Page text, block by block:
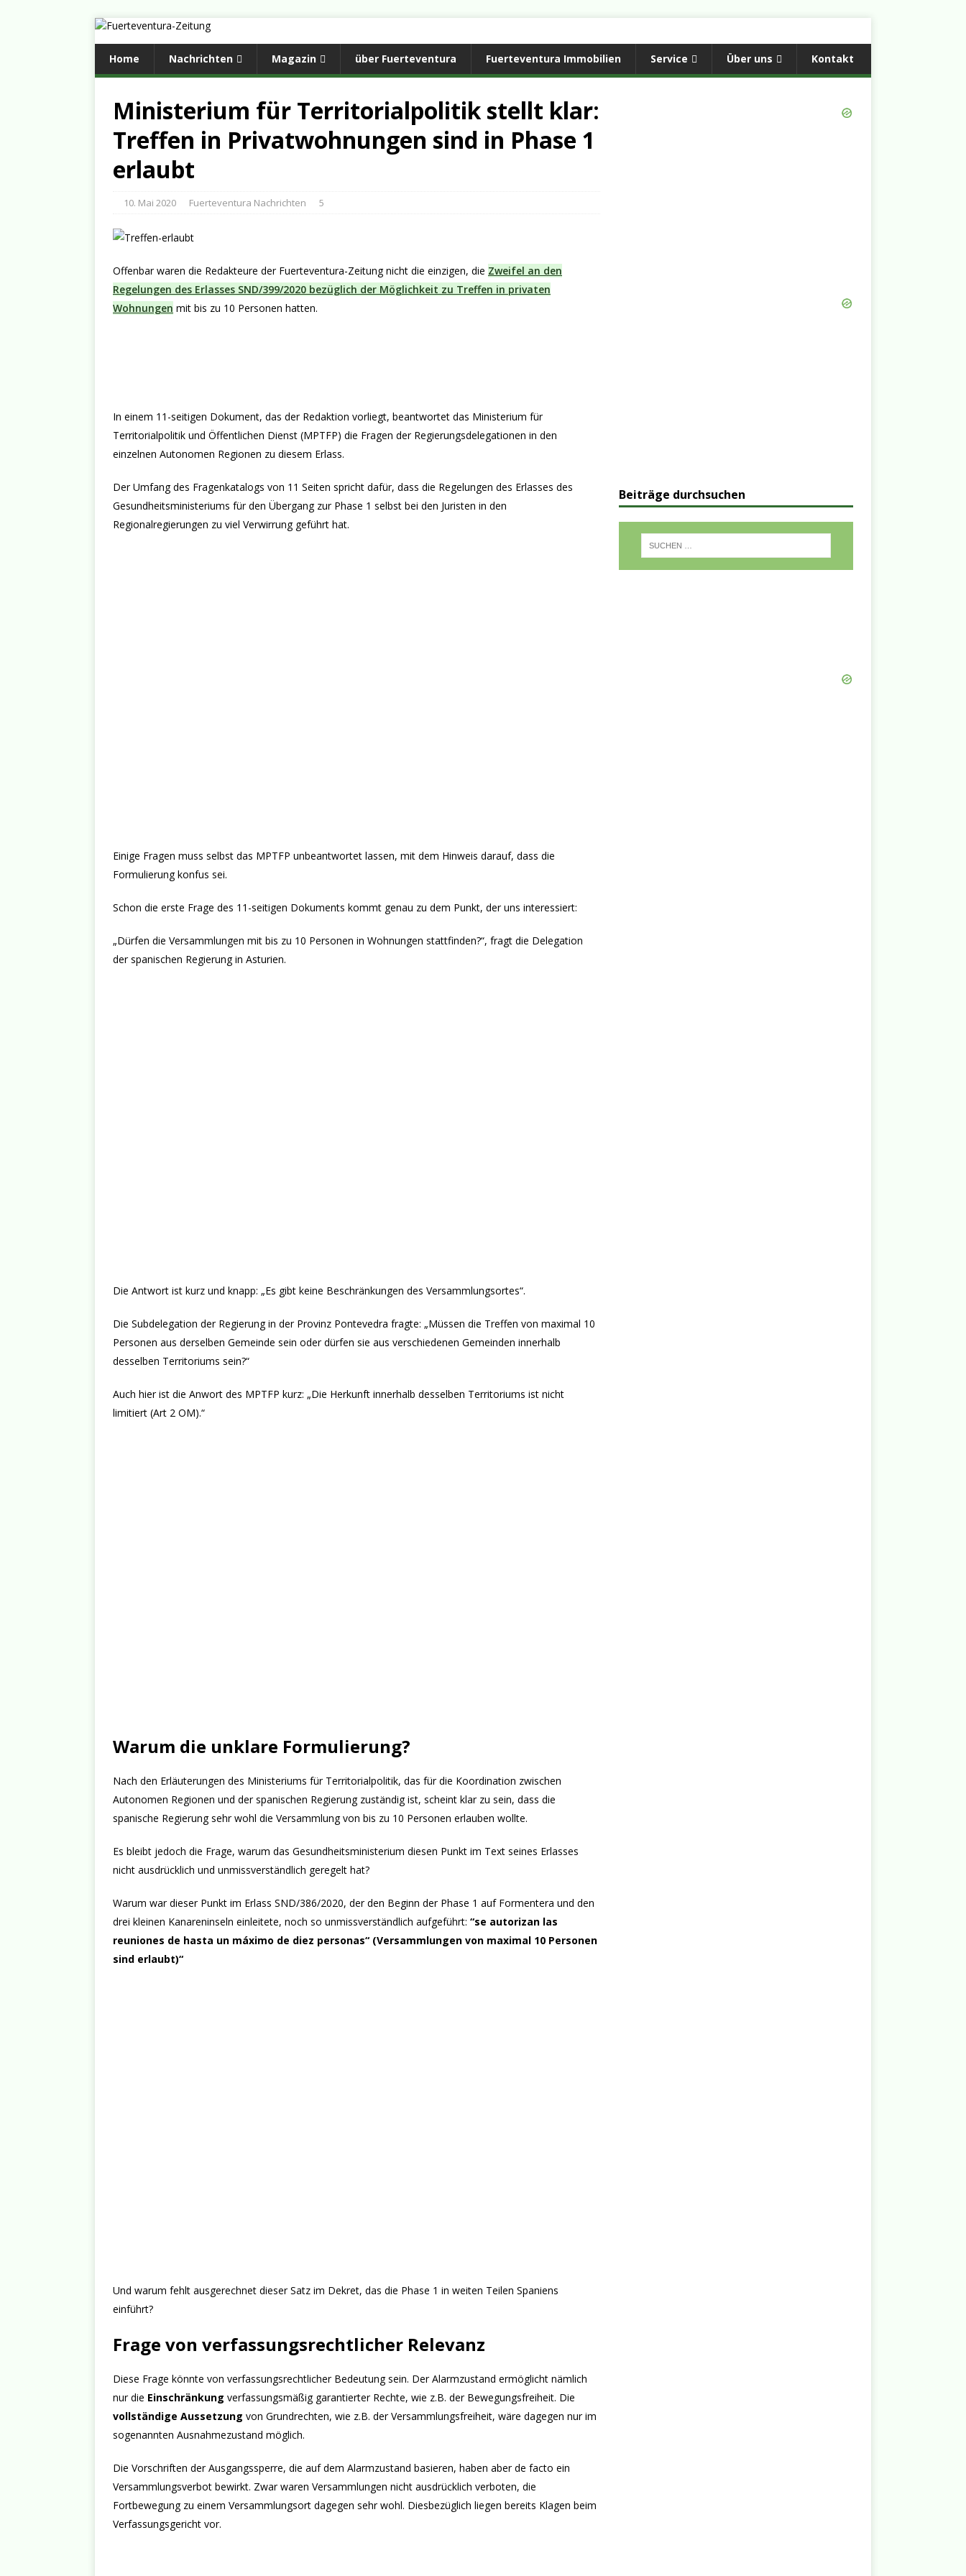
Home Nachrichten Magazin über Fuerteventura Fuerteventura Immobilien Service Über uns Kontakt
Ministerium für Territorialpolitik stellt klar:
Treffen in Privatwohnungen sind in Phase 1
erlaubt
10. Mai 2020 Fuerteventura Nachrichten 5
Offenbar waren die Redakteure der Fuerteventura-Zeitung nicht die einzigen, die Zweifel an den
Regelungen des Erlasses SND/399/2020 bezüglich der Möglichkeit zu Treffen in privaten
Wohnungen mit bis zu 10 Personen hatten.
In einem 11-seitigen Dokument, das der Redaktion vorliegt, beantwortet das Ministerium für
Territorialpolitik und Öffentlichen Dienst (MPTFP) die Fragen der Regierungsdelegationen in den
einzelnen Autonomen Regionen zu diesem Erlass.
Der Umfang des Fragenkatalogs von 11 Seiten spricht dafür, dass die Regelungen des Erlasses des
Gesundheitsministeriums für den Übergang zur Phase 1 selbst bei den Juristen in den
Regionalregierungen zu viel Verwirrung geführt hat.
Einige Fragen muss selbst das MPTFP unbeantwortet lassen, mit dem Hinweis darauf, dass die
Formulierung konfus sei.
Schon die erste Frage des 11-seitigen Dokuments kommt genau zu dem Punkt, der uns interessiert:
„Dürfen die Versammlungen mit bis zu 10 Personen in Wohnungen stattfinden?“, fragt die Delegation
der spanischen Regierung in Asturien.
Die Antwort ist kurz und knapp: „Es gibt keine Beschränkungen des Versammlungsortes“.
Die Subdelegation der Regierung in der Provinz Pontevedra fragte: „Müssen die Treffen von maximal 10
Personen aus derselben Gemeinde sein oder dürfen sie aus verschiedenen Gemeinden innerhalb
desselben Territoriums sein?“
Auch hier ist die Anwort des MPTFP kurz: „Die Herkunft innerhalb desselben Territoriums ist nicht
limitiert (Art 2 OM).“
Warum die unklare Formulierung?
Nach den Erläuterungen des Ministeriums für Territorialpolitik, das für die Koordination zwischen
Autonomen Regionen und der spanischen Regierung zuständig ist, scheint klar zu sein, dass die
spanische Regierung sehr wohl die Versammlung von bis zu 10 Personen erlauben wollte.
Es bleibt jedoch die Frage, warum das Gesundheitsministerium diesen Punkt im Text seines Erlasses
nicht ausdrücklich und unmissverständlich geregelt hat?
Warum war dieser Punkt im Erlass SND/386/2020, der den Beginn der Phase 1 auf Formentera und den
drei kleinen Kanareninseln einleitete, noch so unmissverständlich aufgeführt: “se autorizan las
reuniones de hasta un máximo de diez personas“ (Versammlungen von maximal 10 Personen
sind erlaubt)“
Und warum fehlt ausgerechnet dieser Satz im Dekret, das die Phase 1 in weiten Teilen Spaniens
einführt?
Frage von verfassungsrechtlicher Relevanz
Diese Frage könnte von verfassungsrechtlicher Bedeutung sein. Der Alarmzustand ermöglicht nämlich
nur die Einschränkung verfassungsmäßig garantierter Rechte, wie z.B. der Bewegungsfreiheit. Die
vollständige Aussetzung von Grundrechten, wie z.B. der Versammlungsfreiheit, wäre dagegen nur im
sogenannten Ausnahmezustand möglich.
Die Vorschriften der Ausgangssperre, die auf dem Alarmzustand basieren, haben aber de facto ein
Versammlungsverbot bewirkt. Zwar waren Versammlungen nicht ausdrücklich verboten, die
Fortbewegung zu einem Versammlungsort dagegen sehr wohl. Diesbezüglich liegen bereits Klagen beim
Verfassungsgericht vor.
Beiträge durchsuchen